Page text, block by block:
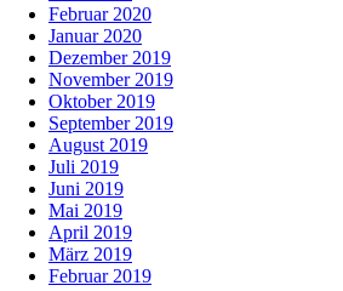
Februar 2020
Januar 2020
Dezember 2019
November 2019
Oktober 2019
September 2019
August 2019
Juli 2019
Juni 2019
Mai 2019
April 2019
März 2019
Februar 2019